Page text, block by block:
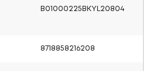
B01000225BKYL20804
8718858216208